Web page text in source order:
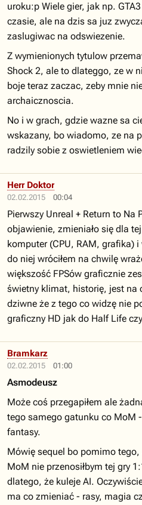
uroku:p Wiele gier, jak np.
czasie, ale na dzis sa juz
zaslugiwac na odswiezenie.
Z wymienionych tytulow
Shock 2, ale to dlateggo, ze w
boje teraz zaczac, zeby mnie
archaicznoscia.
No i w grach, gdzie wazne sa
wskazany, bo wiadomo, ze na
radzily sobie z oswietleniem
02.02.2015 00:04
Herr Doktor
Pierwszy Unreal + Return to Na
objawienie, zmieniało się dla
komputer (CPU, RAM, grafika)
do niej wróciłem na chwilę
większość FPSów graficznie
świetny klimat, historię, jest na
dziwne że z tego co widzę nie
graficzny HD jak do Half Life
02.02.2015 01:00
Bramkarz
Asmodeusz
Może coś przegapiłem ale
tego samego gatunku co MoM
fantasy.
Mówię sequel bo pomimo
MoM nie przenosiłbym tej gry
dlatego, że kuleje AI.
ma co zmieniać - rasy, magia